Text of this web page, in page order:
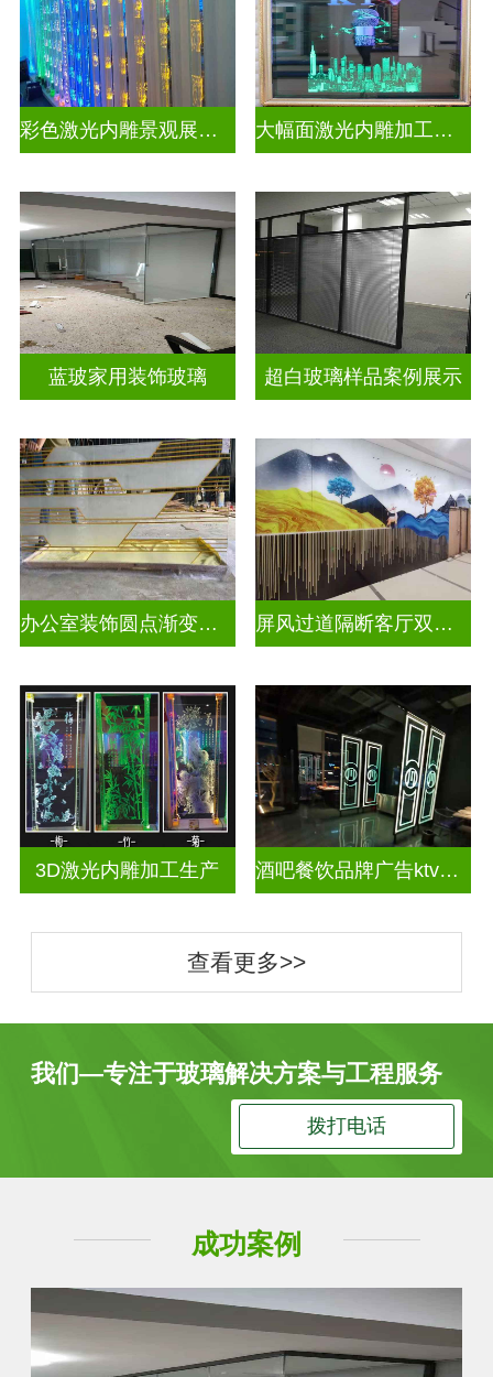
彩色激光内雕景观展示发光玻璃 大幅面激光内雕加工生产
蓝玻家用装饰玻璃 超白玻璃样品案例展示
办公室装饰圆点渐变彩绘打印玻璃 屏风过道隔断客厅双面磨砂透光uv打印玻璃
3D激光内雕加工生产 酒吧餐饮品牌广告ktv激光内雕发光艺术玻璃
查看更多>>
我们—专注于玻璃解决方案与工程服务
拨打电话
成功案例